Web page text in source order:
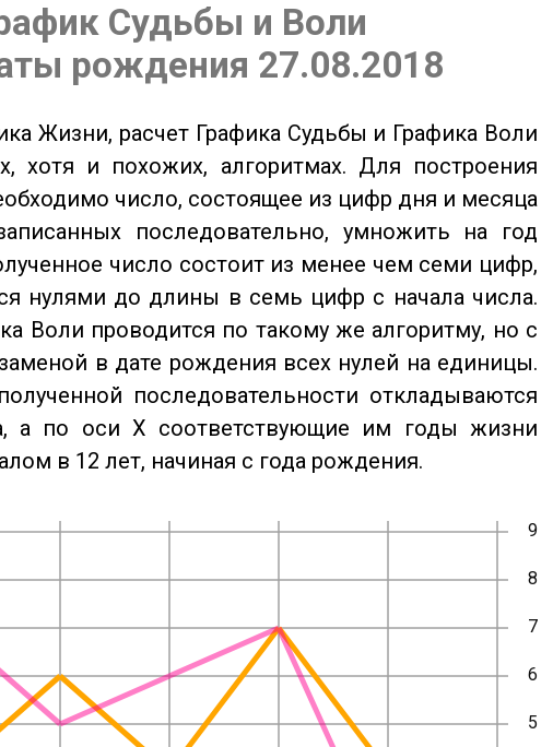
Судьбы и Воли
рождения 27.08.2018
Жизни, расчет Графика Судьбы и Графика Воли
хотя и похожих, алгоритмах. Для построения
число, состоящее из цифр дня и месяца
последовательно, умножить на год
число состоит из менее чем семи цифр,
нулями до длины в семь цифр с начала числа.
Воли проводится по такому же алгоритму, но с
в дате рождения всех нулей на единицы.
последовательности откладываются
а по оси X соответствующие им годы жизни
в 12 лет, начиная с года рождения.